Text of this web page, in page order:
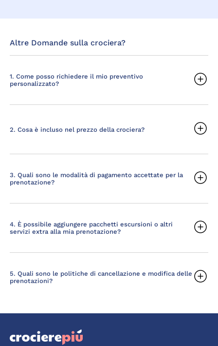
Altre Domande sulla crociera?
1. Come posso richiedere il mio preventivo
personalizzato?
2. Cosa è incluso nel prezzo della crociera?
3. Quali sono le modalità di pagamento accettate per la
prenotazione?
4. È possibile aggiungere pacchetti escursioni o altri
servizi extra alla mia prenotazione?
5. Quali sono le politiche di cancellazione e modifica delle
prenotazioni?